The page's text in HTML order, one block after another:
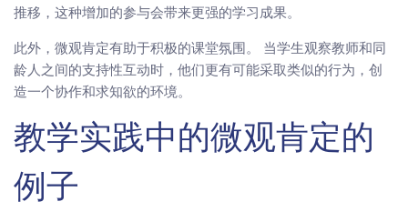
推移，这种增加的参与会带来更强的学习成果。
此外，微观肯定有助于积极的课堂氛围。 当学生观察教师和同
龄人之间的支持性互动时，他们更有可能采取类似的行为，创
造一个协作和求知欲的环境。
教学实践中的微观肯定的
例子